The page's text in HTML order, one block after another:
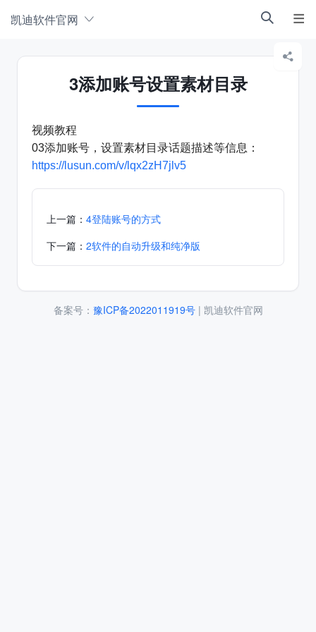
凯迪软件官网  
3添加账号设置素材目录
视频教程
03添加账号，设置素材目录话题描述等信息：
https://lusun.com/v/lqx2zH7jlv5
上一篇： 4登陆账号的方式
下一篇： 2软件的自动升级和纯净版

备案号： 豫ICP备2022011919号| 凯迪软件官网